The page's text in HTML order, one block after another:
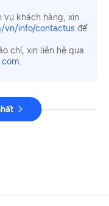
vụ khách hàng, xin
vn/info/contactus để
chí, xin liên hệ qua
.